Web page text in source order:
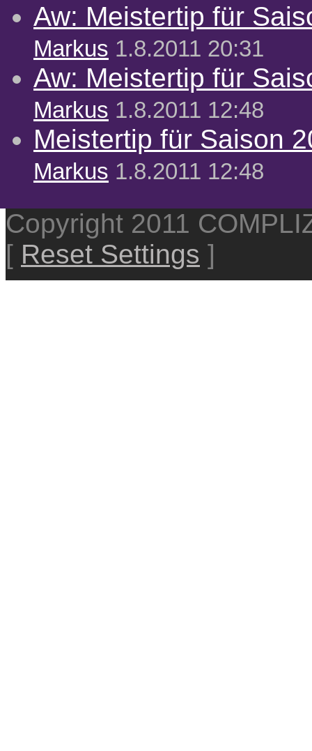
Aw: Meistertip für
Markus 1.8.2011 20:31
Aw: Meistertip für
Markus 1.8.2011 12:48
Meistertip für Saison
Markus 1.8.2011 12:48
Copyright 2011
[ Reset Settings ]